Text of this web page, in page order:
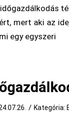
mert aki az
egy egyszeri
/ Kategória: